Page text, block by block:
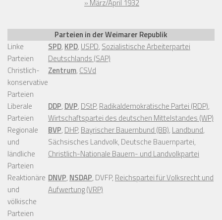
» März/April 1932
Parteien in der Weimarer Republik
Linke
Parteien
SPD, KPD, USPD, Sozialistische Arbeiterpartei
Deutschlands (SAP)
Christlich-
konservative
Parteien
Zentrum, CSVd
Liberale
Parteien
DDP, DVP, DStP, Radikaldemokratische Partei (RDP),
Wirtschaftspartei des deutschen Mittelstandes (WP)
Regionale
und
ländliche
Parteien
BVP, DHP, Bayrischer Bauernbund (BB), Landbund,
Sächsisches Landvolk, Deutsche Bauernpartei,
Christlich-Nationale Bauern- und Landvolkpartei
Reaktionäre
und
völkische
Parteien
DNVP, NSDAP, DVFP, Reichspartei für Volksrecht und
Aufwertung (VRP)